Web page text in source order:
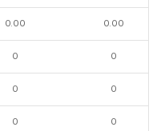
0.00 0.00
0 0
0 0
0 0